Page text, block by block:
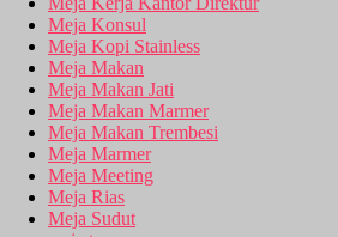
Meja Konsul
Meja Kopi Stainless
Meja Makan
Meja Makan Jati
Meja Makan Marmer
Meja Makan Trembesi
Meja Marmer
Meja Meeting
Meja Rias
Meja Sudut